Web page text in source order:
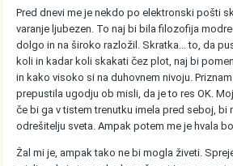
Pred dnevi me je nekdo po elektronski pošti
varanje ljubezen. To naj bi bila filozofija
dolgo in na široko razložil. Skratka... to, da
koli in kadar koli skakati čez plot, naj bi
in kako visoko si na duhovnem nivoju.
prepustila ugodju ob misli, da je to res OK.
če bi ga v tistem trenutku imela pred seboj, bi
odrešitelju sveta. Ampak potem me je hvala
Žal mi je, ampak tako ne bi mogla živeti.